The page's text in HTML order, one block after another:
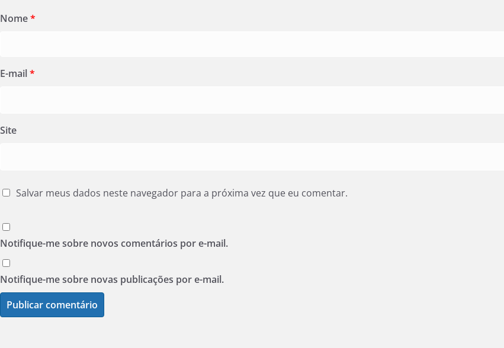
Nome*
E-mail*
Site
Salvar meus dados neste navegador para a próxima vez que eu comentar.
Notifique-me sobre novos comentários por e-mail.
Notifique-me sobre novas publicações por e-mail.